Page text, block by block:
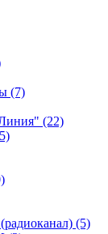
(7)
(22)
(5)